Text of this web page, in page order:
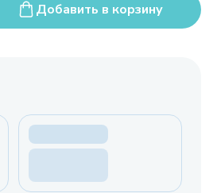
Добавить в корзину